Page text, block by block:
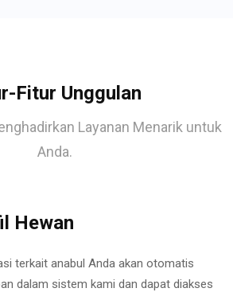
Fitur Unggulan
Layanan Menarik untuk
Anda.
Hewan
terkait anabul Anda akan otomatis
dalam sistem kami dan dapat diakses